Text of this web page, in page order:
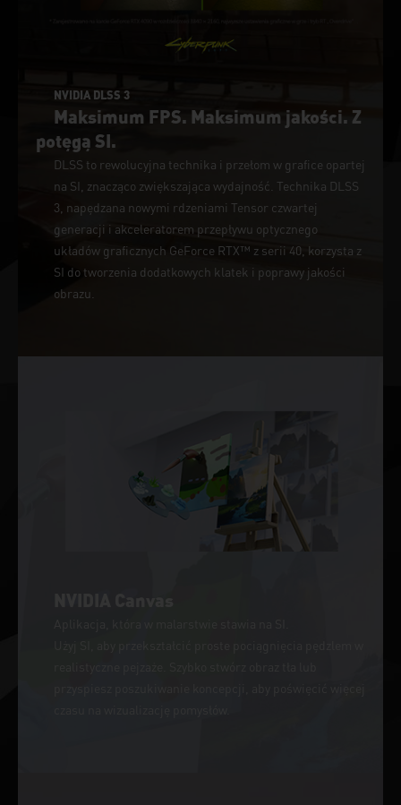
NVIDIA DLSS 3
Maksimum FPS. Maksimum jakości. Z
potęgą SI.
DLSS to rewolucyjna technika i przełom w grafice opartej
na SI, znacząco zwiększająca wydajność. Technika DLSS
3, napędzana nowymi rdzeniami Tensor czwartej
generacji i akceleratorem przepływu optycznego
układów graficznych GeForce RTX™ z serii 40, korzysta z
SI do tworzenia dodatkowych klatek i poprawy jakości
obrazu.